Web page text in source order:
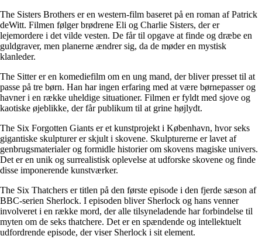
The Sisters Brothers er en western-film baseret på en roman af Patrick
deWitt. Filmen følger brødrene Eli og Charlie Sisters, der er
lejemordere i det vilde vesten. De får til opgave at finde og dræbe en
guldgraver, men planerne ændrer sig, da de møder en mystisk
klanleder.
The Sitter er en komediefilm om en ung mand, der bliver presset til at
passe på tre børn. Han har ingen erfaring med at være børnepasser og
havner i en række uheldige situationer. Filmen er fyldt med sjove og
kaotiske øjeblikke, der får publikum til at grine højlydt.
The Six Forgotten Giants er et kunstprojekt i København, hvor seks
gigantiske skulpturer er skjult i skovene. Skulpturerne er lavet af
genbrugsmaterialer og formidle historier om skovens magiske univers.
Det er en unik og surrealistisk oplevelse at udforske skovene og finde
disse imponerende kunstværker.
The Six Thatchers er titlen på den første episode i den fjerde sæson af
BBC-serien Sherlock. I episoden bliver Sherlock og hans venner
involveret i en række mord, der alle tilsyneladende har forbindelse til
myten om de seks thatchere. Det er en spændende og intellektuelt
udfordrende episode, der viser Sherlock i sit element.